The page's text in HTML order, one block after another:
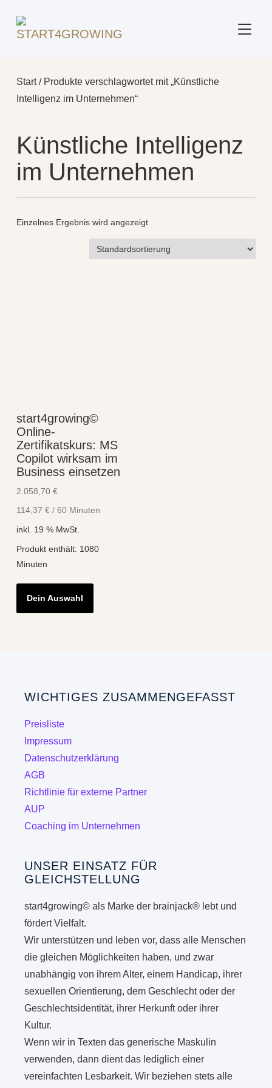
Start/ Produkte verschlagwortet mit „Künstliche
Intelligenz im Unternehmen“
Künstliche Intelligenz
im Unternehmen
Einzelnes Ergebnis wird angezeigt
start4growing©
Online-
Zertifikatskurs: MS
Copilot wirksam im
Business einsetzen
2.058,70 €
114,37 €/ 60 Minuten
inkl. 19 % MwSt.
Produkt enthält: 1080
Minuten
Dein Auswahl
WICHTIGES ZUSAMMENGEFASST
Preisliste
Impressum
Datenschutzerklärung
AGB
Richtlinie für externe Partner
AUP
Coaching im Unternehmen
UNSER EINSATZ FÜR
GLEICHSTELLUNG
start4growing© als Marke der brainjack® lebt und
fördert Vielfalt.
Wir unterstützen und leben vor, dass alle Menschen
die gleichen Möglichkeiten haben, und zwar
unabhängig von ihrem Alter, einem Handicap, ihrer
sexuellen Orientierung, dem Geschlecht oder der
Geschlechtsidentität, ihrer Herkunft oder ihrer
Kultur.
Wenn wir in Texten das generische Maskulin
verwenden, dann dient das lediglich einer
vereinfachten Lesbarkeit. Wir beziehen stets alle